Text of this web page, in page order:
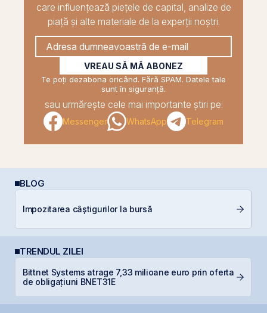
care influențează piețele de capital, analize de
piață și alte materiale de la experții noștri.
VREAU SĂ MĂ ABONEZ
Te poți dezabona oricând. Fără SPAM. Datele tale
sunt în siguranță.
sau urmărește cele mai importante știri pe:
Messenger WhatsApp Telegram
BLOG
Impozitarea câștigurilor la bursă
TRENDUL ZILEI
Bittnet Systems atrage 7,33 milioane euro prin oferta
de obligațiuni BNET31E